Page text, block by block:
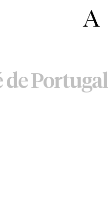
de Portugal